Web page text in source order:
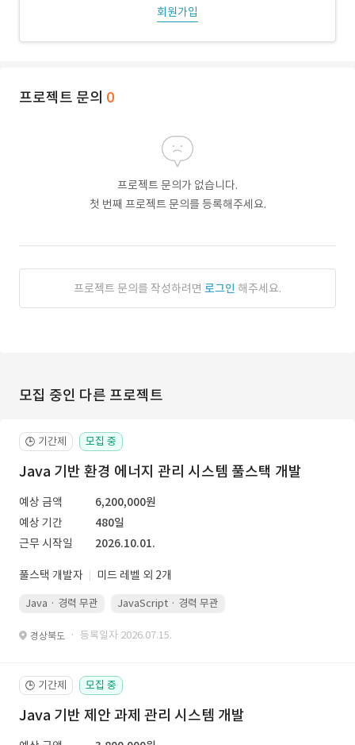
회원가입
프로젝트 문의 0
프로젝트 문의가 없습니다.
첫 번째 프로젝트 문의를 등록해주세요.
프로젝트 문의를 작성하려면 로그인 해주세요.
모집 중인 다른 프로젝트
🕒 기간제 모집 중
Java 기반 환경 에너지 관리 시스템 풀스택 개발
예상 금액
6,200,000원
예상 기간
480일
근무 시작일
2026.10.01.
풀스택 개발자 미드 레벨 외 2개
Java · 경력 무관 JavaScript · 경력 무관
경상북도 · 등록일자 2026.07.15.
🕒 기간제 모집 중
Java 기반 제안 과제 관리 시스템 개발